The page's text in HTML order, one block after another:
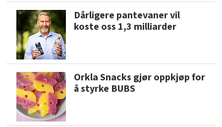
Dårligere pantevaner vil
koste oss 1,3 milliarder
Orkla Snacks gjør oppkjøp for
å styrke BUBS